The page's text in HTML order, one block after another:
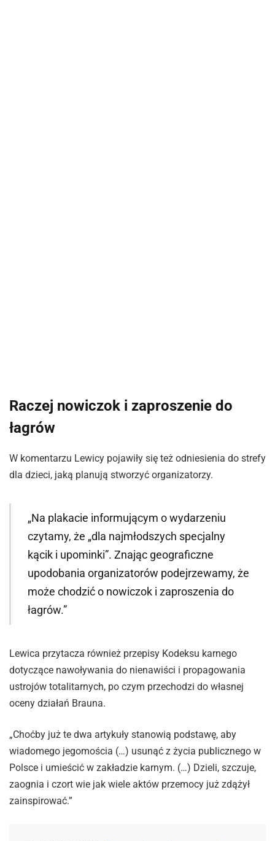
Raczej nowiczok i zaproszenie do
łagrów
W komentarzu Lewicy pojawiły się też odniesienia do strefy
dla dzieci, jaką planują stworzyć organizatorzy.
„Na plakacie informującym o wydarzeniu
czytamy, że „dla najmłodszych specjalny
kącik i upominki”. Znając geograficzne
upodobania organizatorów podejrzewamy, że
może chodzić o nowiczok i zaproszenia do
łagrów.”
Lewica przytacza również przepisy Kodeksu karnego
dotyczące nawoływania do nienawiści i propagowania
ustrojów totalitarnych, po czym przechodzi do własnej
oceny działań Brauna.
„Choćby już te dwa artykuły stanowią podstawę, aby
wiadomego jegomościa (…) usunąć z życia publicznego w
Polsce i umieścić w zakładzie karnym. (…) Dzieli, szczuje,
zaognia i czort wie jak wiele aktów przemocy już zdążył
zainspirować.”